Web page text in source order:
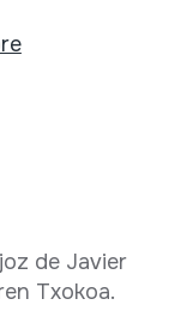
de Javier
Txokoa.